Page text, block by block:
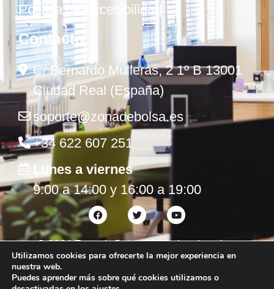
Política de Accesibilidad
Contacto
C/ Bernardo Mulleras, 2 1º B 13001
Ciudad Real (España)
soporte@zonadebolsa.es
+34 622 607 251
Lunes a viernes
9:00 a 14:00 y 16:00 a 19:00
©2026Zona de Bolsa. Todos los derechos
reservados.
Utilizamos cookies para ofrecerte la mejor experiencia en
nuestra web.
Puedes aprender más sobre qué cookies utilizamos o